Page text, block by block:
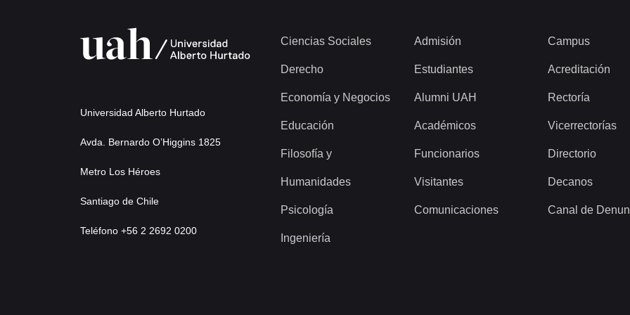
Universidad Alberto Hurtado
Avda. Bernardo O’Higgins 1825
Metro Los Héroes
Santiago de Chile
Teléfono +56 2 2692 0200
Ciencias Sociales
Derecho
Economía y Negocios
Educación
Filosofía y
Humanidades
Psicología
Ingeniería
Admisión
Estudiantes
Alumni UAH
Académicos
Funcionarios
Visitantes
Comunicaciones
Campus
Acreditación
Rectoría
Vicerrectorías
Directorio
Decanos
Canal de